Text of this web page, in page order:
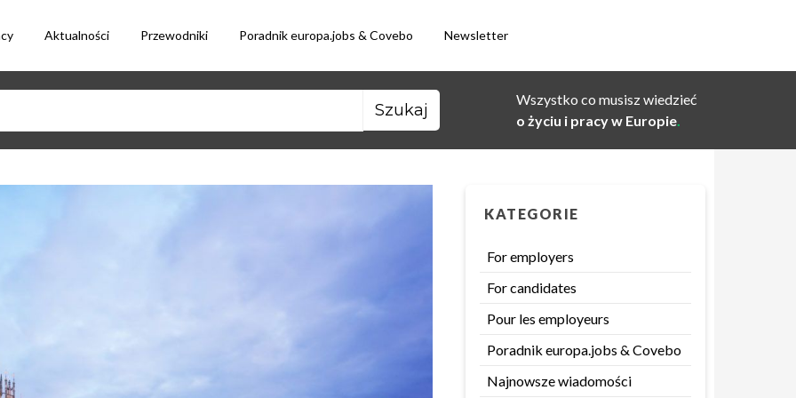
Aktualności Przewodniki Poradnik europa.jobs & Covebo Newsletter
Wszystko co musisz wiedzieć
o życiu i pracy w Europie.
KATEGORIE
For employers
For candidates
Pour les employeurs
Poradnik europa.jobs & Covebo
Najnowsze wiadomości